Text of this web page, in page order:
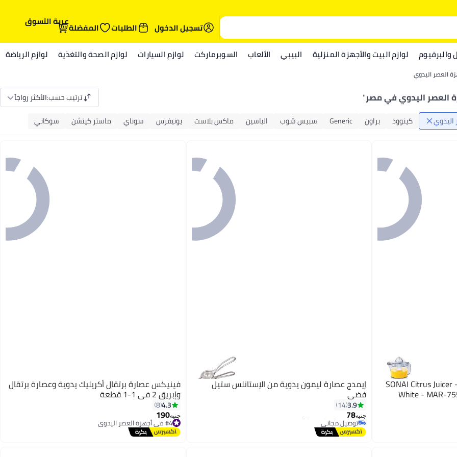
تسجيل الدخول
الطلبات المفضلةعربة التسوق
والبرفيوم لوازم البيت والأجهزة المنزلية البيبي الألعاب السوبرماركت لوازم السيارات لوازم الصحة والتغذية لوازم الرياضة
العصر اليدوي
العصر اليدوي في مصر" ترتيب حسب:الأكثر رواجاً
كينوود براون Generic سبيس شوب الياسين ماكس بلاست يونيفرس سوناي ماستر كيتشن سوكاني
SONAI Citrus
White - MAR-
إيمدج عصارة ليمون يدوية من الإستانلس ستيل
فضي
3.9
14
جنيه78
#5 في أجهزة العصر اليدوي
أقل سعر في 30 يوم
توصيل مجاني
#5 في أجهزة العصر اليدوي
فينيكس عصارة برتقال أكريليك يدوية وعصارة برتقال
وإبريق 2 في 1-1 قطعة
4.3
8
جنيه190
#4 في أجهزة العصر اليدوي
توصيل مجاني
#4 في أجهزة العصر اليدوي